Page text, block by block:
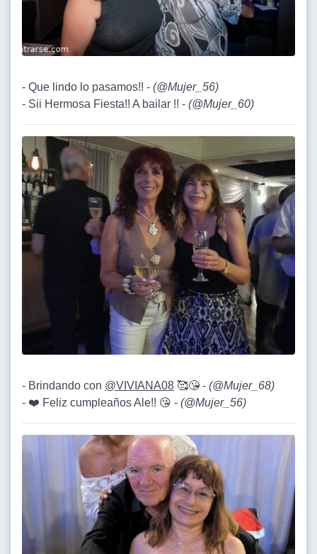
- Que lindo lo pasamos!! - (@Mujer_56)
- Sii Hermosa Fiesta!! A bailar !! - (@Mujer_60)
- Brindando con @VIVIANA08 🥰😘 - (@Mujer_68)
- ❤️ Feliz cumpleaños Ale!! 😘 - (@Mujer_56)